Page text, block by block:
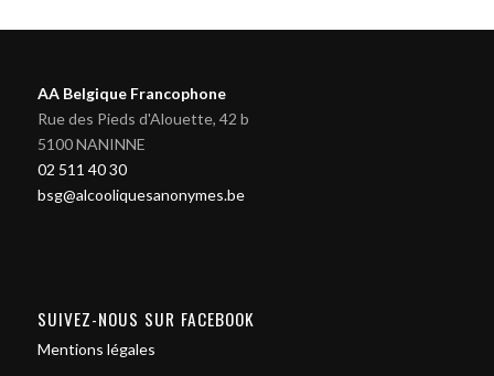
AA Belgique Francophone
Rue des Pieds d'Alouette, 42 b
5100 NANINNE
02 511 40 30
bsg@alcooliquesanonymes.be
SUIVEZ-NOUS SUR FACEBOOK
Mentions légales